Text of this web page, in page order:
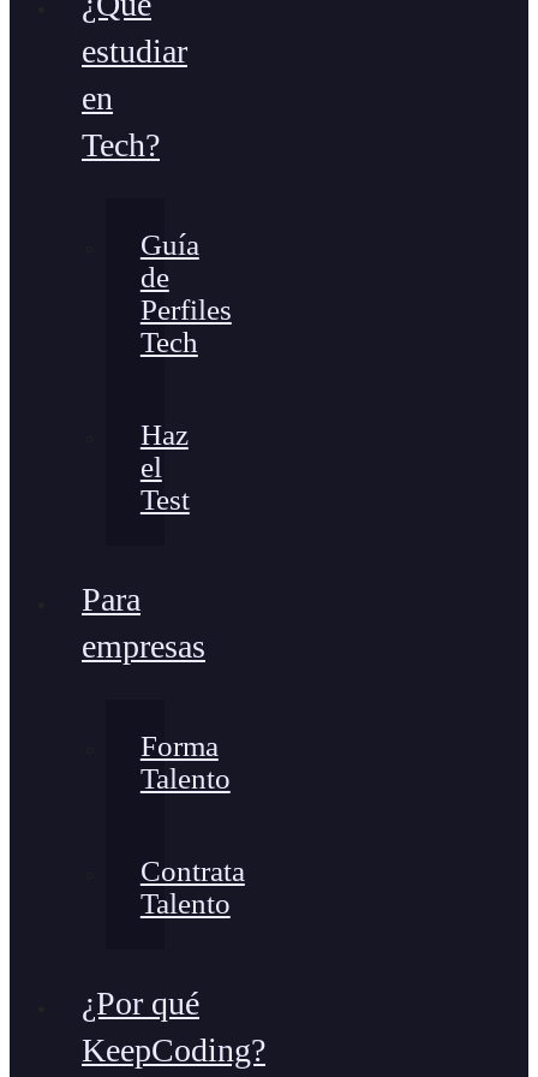
estudiar
en
Tech?
Guía
de
Perfiles
Tech
Haz
el
Test
Para
empresas
Forma
Talento
Contrata
Talento
¿Por qué
KeepCoding?